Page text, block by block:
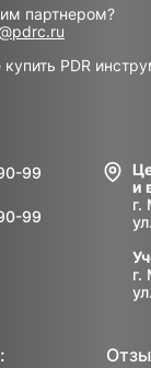
партнером?
PDR
99
99
и
г.
г.